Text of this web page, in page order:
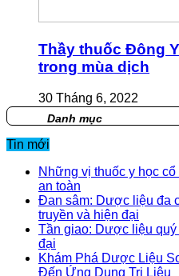
Thầy thuốc Đông
trong mùa dịch
30 Tháng 6, 2022
Danh mục
Tin mới
Những vị thuốc y học
an toàn
Đan sâm: Dược liệu đa
truyền và hiện đại
Tần giao: Dược liệu
đại
Khám Phá Dược Liệu
Đến Ứng Dụng Trị Liệu